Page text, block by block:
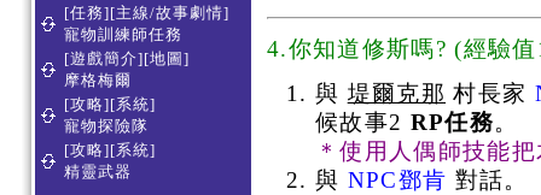
[任務][主線/故事劇情]
寵物訓練師任務
[遊戲簡介][地圖]
摩格梅爾
[攻略][系統]
寵物探險隊
[攻略][系統]
精靈武器
4.你知道修斯嗎? (經驗
與 堤爾克那 村長家
候故事2 RP任務。
＊使用人偶師技能
與 NPC鄧肯 對話。